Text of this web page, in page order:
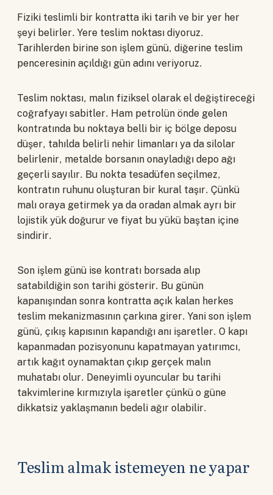
Fiziki teslimli bir kontratta iki tarih ve bir yer her
şeyi belirler. Yere teslim noktası diyoruz.
Tarihlerden birine son işlem günü, diğerine teslim
penceresinin açıldığı gün adını veriyoruz.
Teslim noktası, malın fiziksel olarak el değiştireceği
coğrafyayı sabitler. Ham petrolün önde gelen
kontratında bu noktaya belli bir iç bölge deposu
düşer, tahılda belirli nehir limanları ya da silolar
belirlenir, metalde borsanın onayladığı depo ağı
geçerli sayılır. Bu nokta tesadüfen seçilmez,
kontratın ruhunu oluşturan bir kural taşır. Çünkü
malı oraya getirmek ya da oradan almak ayrı bir
lojistik yük doğurur ve fiyat bu yükü baştan içine
sindirir.
Son işlem günü ise kontratı borsada alıp
satabildiğin son tarihi gösterir. Bu günün
kapanışından sonra kontratta açık kalan herkes
teslim mekanizmasının çarkına girer. Yani son işlem
günü, çıkış kapısının kapandığı anı işaretler. O kapı
kapanmadan pozisyonunu kapatmayan yatırımcı,
artık kağıt oynamaktan çıkıp gerçek malın
muhatabı olur. Deneyimli oyuncular bu tarihi
takvimlerine kırmızıyla işaretler çünkü o güne
dikkatsiz yaklaşmanın bedeli ağır olabilir.
Teslim almak istemeyen ne yapar